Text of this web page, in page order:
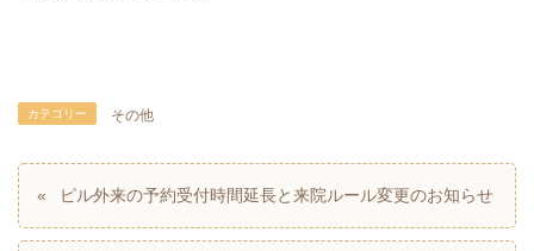
カテゴリー その他
ピル外来の予約受付時間延長と来院ルール変更のお知らせ